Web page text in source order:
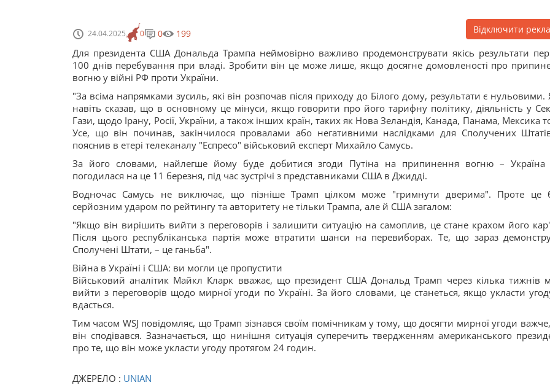
24.04.2025 0 0 199 Відключити
Для президента США Дональда Трампа неймовірно важливо продемонструвати якісь результати
100 днів перебування при владі. Зробити він це може лише, якщо досягне домовленості про
вогню у війні РФ проти України.
"За всіма напрямками зусиль, які він розпочав після приходу до Білого дому, результати є нульовими.
навіть сказав, що в основному це мінуси, якщо говорити про його тарифну політику, діяльність у
Гази, щодо Ірану, Росії, України, а також інших країн, таких як Нова Зеландія, Канада, Панама, Мексика
Усе, що він починав, закінчилося провалами або негативними наслідками для Сполучених
пояснив в етері телеканалу "Еспресо" військовий експерт Михайло Самусь.
За його словами, найлегше йому буде добитися згоди Путіна на припинення вогню – Україна
погодилася на це 11 березня, під час зустрічі з представниками США в Джидді.
Водночас Самусь не виключає, що пізніше Трамп цілком може "гримнути дверима". Проте це
серйозним ударом по рейтингу та авторитету не тільки Трампа, але й США загалом:
"Якщо він вирішить вийти з переговорів і залишити ситуацію на самоплив, це стане крахом його
Після цього республіканська партія може втратити шанси на перевиборах. Те, що зараз
Сполучені Штати, – це ганьба".
Війна в Україні і США: ви могли це пропустити
Військовий аналітик Майкл Кларк вважає, що президент США Дональд Трамп через кілька тижнів
вийти з переговорів щодо мирної угоди по Україні. За його словами, це станеться, якщо укласти
вдасться.
Тим часом WSJ повідомляє, що Трамп зізнався своїм помічникам у тому, що досягти мирної угоди
він сподівався. Зазначається, що нинішня ситуація суперечить твердженням американського
про те, що він може укласти угоду протягом 24 годин.
ДЖЕРЕЛО : UNIAN